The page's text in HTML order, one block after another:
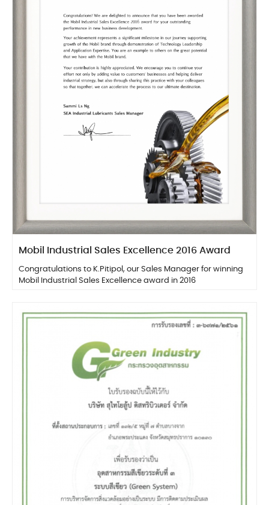
Mobil Industrial Sales Excellence 2016 Award
Congratulations to K.Pitipol, our Sales Manager for winning
Mobil Industrial Sales Excellence award in 2016